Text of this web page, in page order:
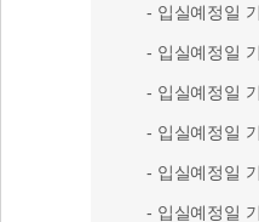
- 입실예정일
- 입실예정일
- 입실예정일
- 입실예정일
- 입실예정일
- 입실예정일